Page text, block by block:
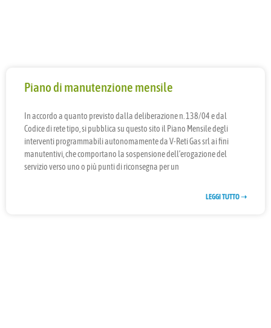
Piano di manutenzione mensile
In accordo a quanto previsto dalla deliberazione n. 138/04 e dal
Codice di rete tipo, si pubblica su questo sito il Piano Mensile degli
interventi programmabili autonomamente da V-Reti Gas srl ai fini
manutentivi, che comportano la sospensione dell’erogazione del
servizio verso uno o più punti di riconsegna per un
LEGGI TUTTO ➝